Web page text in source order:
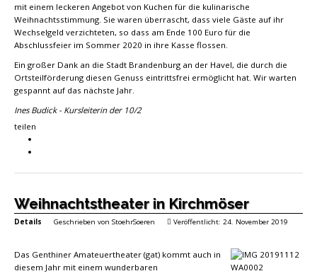
mit einem leckeren Angebot von Kuchen für die kulinarische
Weihnachtsstimmung. Sie waren überrascht, dass viele Gäste auf ihr
Wechselgeld verzichteten, so dass am Ende 100 Euro für die
Abschlussfeier im Sommer 2020 in ihre Kasse flossen.
Ein großer Dank an die Stadt Brandenburg an der Havel, die durch die
Ortsteilförderung diesen Genuss eintrittsfrei ermöglicht hat. Wir warten
gespannt auf das nächste Jahr.
Ines Budick - Kursleiterin der 10/2
teilen
Weihnachtstheater in Kirchmöser
Details Geschrieben von StoehrSoeren Veröffentlicht: 24. November 2019
Das Genthiner Amateuertheater (gat) kommt auch in
diesem Jahr mit einem wunderbaren